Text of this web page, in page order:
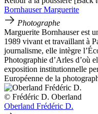
Bornhauser Marguerite
Photographe
Marguerite Bornhauser est
1989 vivant et travaillant à
journalisme, elle intègre
Photographie d’Arles d’où
exposition institutionnelle
Européenne de la
© Frédéric D. Oberland
Oberland Frédéric D.